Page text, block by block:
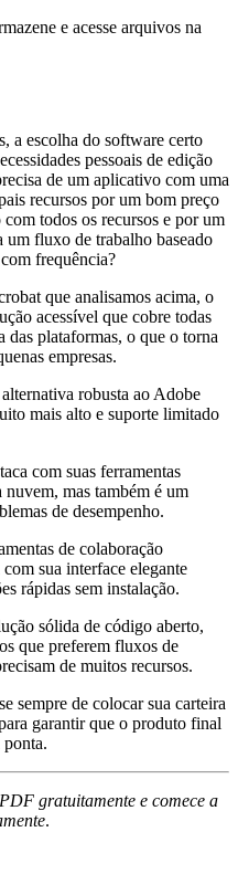
e acesse arquivos na
a escolha do software certo
pessoais de edição
de um aplicativo com uma
recursos por um bom preço
todos os recursos e por um
fluxo de trabalho baseado
frequência?
que analisamos acima, o
acessível que cobre todas
das plataformas, o que o torna
empresas.
robusta ao Adobe
mais alto e suporte limitado
com suas ferramentas
mas também é um
de desempenho.
de colaboração
sua interface elegante
rápidas sem instalação.
sólida de código aberto,
que preferem fluxos de
de muitos recursos.
sempre de colocar sua carteira
garantir que o produto final
ponta.
gratuitamente e comece a
.